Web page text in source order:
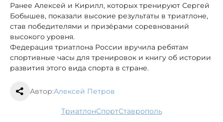
Ранее Алексей и Кирилл, которых тренируют Сергей
Бобышев, показали высокие результаты в триатлоне,
став победителями и призёрами соревнований
высокого уровня.
Федерация триатлона России вручила ребятам
спортивные часы для тренировок и книгу об истории
развития этого вида спорта в стране.
Автор:Алексей Петров
триатлон спорт Ставрополь